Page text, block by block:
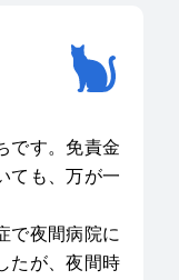
です。免責金
ても、万が一
で夜間病院に
たが、夜間時